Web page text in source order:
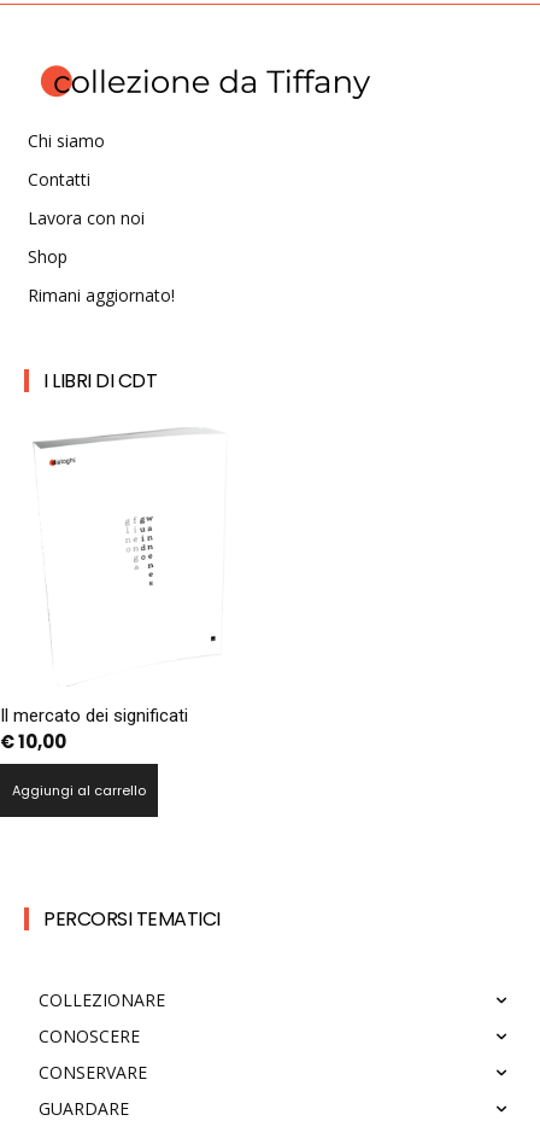
Chi siamo
Contatti
Lavora con noi
Shop
Rimani aggiornato!
I LIBRI DI CDT
Il mercato dei significati
€10,00
Aggiungi al carrello
PERCORSI TEMATICI
COLLEZIONARE
CONOSCERE
CONSERVARE
GUARDARE